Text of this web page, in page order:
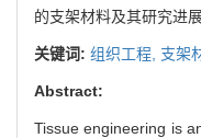
的支架材料及其研究进
关键词: 组织工程, 支架
Abstract:
Tissue engineering is